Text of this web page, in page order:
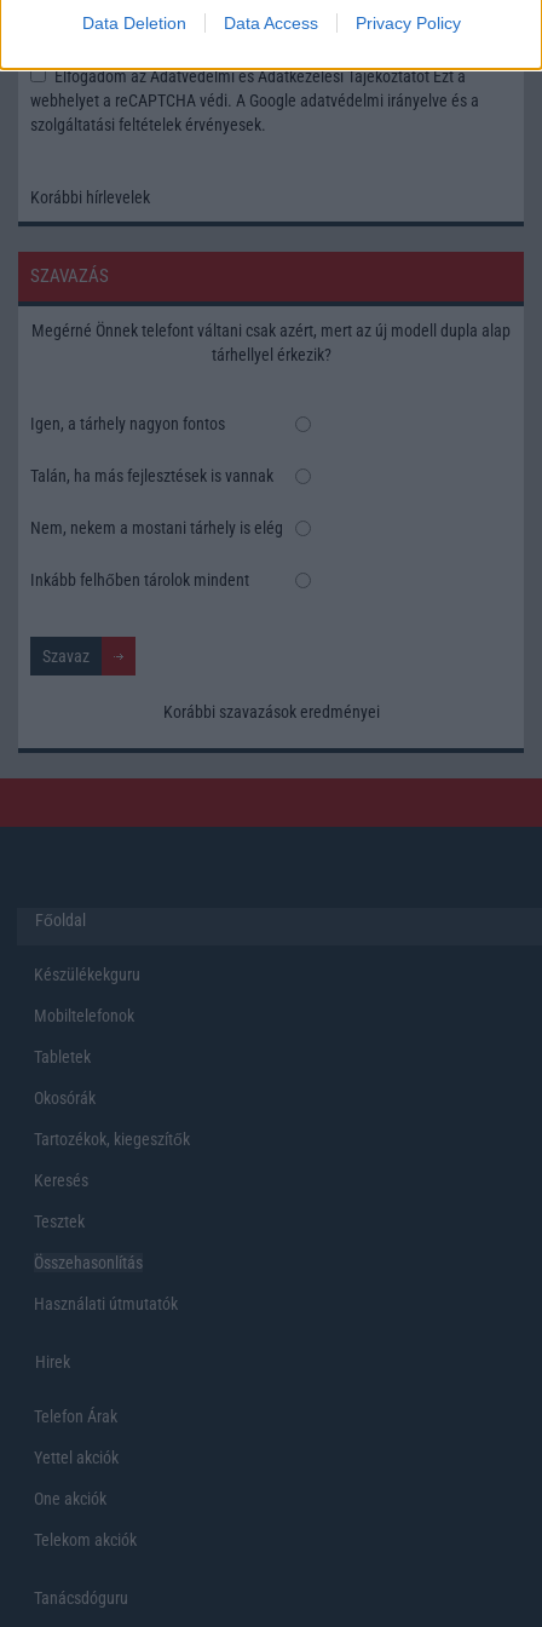
Data Deletion Data Access Privacy Policy
Elfogadom azAdatvédelmi és Adatkezelési TájékoztatótEzt a
webhelyet a reCAPTCHA védi. A Google adatvédelmi irányelve és a
szolgáltatási feltételek érvényesek.
Korábbi hírlevelek
SZAVAZÁS
Megérné Önnek telefont váltani csak azért, mert az új modell dupla alap
tárhellyel érkezik?
Igen, a tárhely nagyon fontos
Talán, ha más fejlesztések is vannak
Nem, nekem a mostani tárhely is elég
Inkább felhőben tárolok mindent
Korábbi szavazások eredményei
Főoldal
Készülékekguru
Mobiltelefonok
Tabletek
Okosórák
Tartozékok, kiegeszítők
Keresés
Tesztek
Összehasonlítás
Használati útmutatók
Hirek
Telefon Árak
Yettel akciók
One akciók
Telekom akciók
Tanácsdóguru